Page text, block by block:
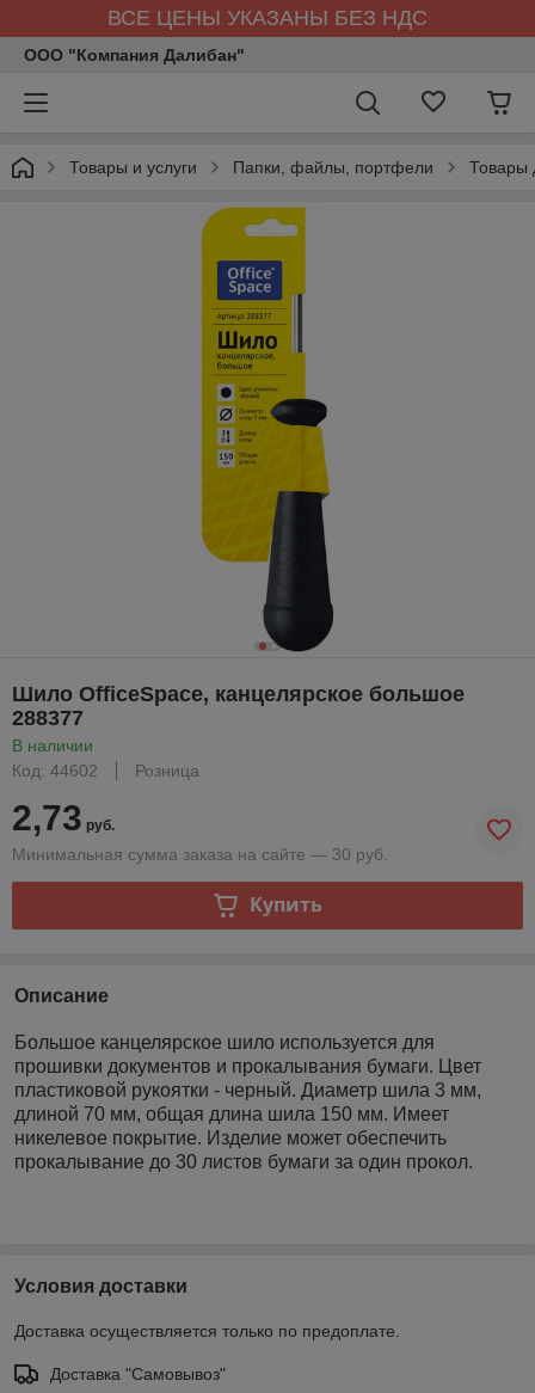
ВСЕ ЦЕНЫ УКАЗАНЫ БЕЗ НДС
ООО "Компания Далибан"
Товары и услуги Папки, файлы, портфели Товары
Шило OfficeSpace, канцелярское большое
288377
В наличии
Код: 44602
Розница
2,73 руб.
Минимальная сумма заказа на сайте — 30 руб.
Купить
Описание
Большое канцелярское шило используется для
прошивки документов и прокалывания бумаги. Цвет
пластиковой рукоятки - черный. Диаметр шила 3 мм,
длиной 70 мм, общая длина шила 150 мм. Имеет
никелевое покрытие. Изделие может обеспечить
прокалывание до 30 листов бумаги за один прокол.
Условия доставки
Доставка осуществляется только по предоплате.
Доставка "Самовывоз"